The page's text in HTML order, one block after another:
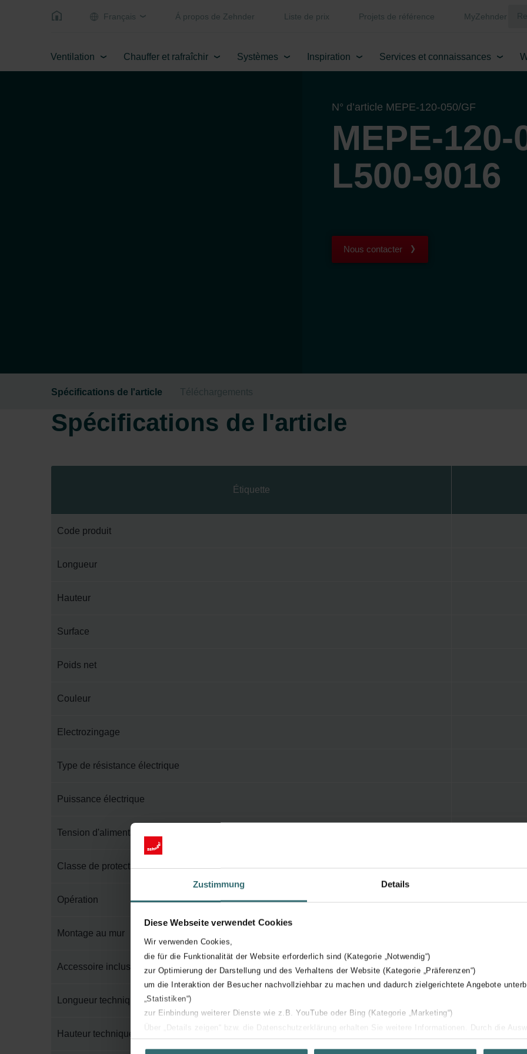
Zustimmung Details
Diese Webseite verwendet Cookies
Wir verwenden Cookies,
die für die Funktionalität der Website erforderlich sind (Kategorie „Notwendig“)
zur Optimierung der Darstellung und des Verhaltens der Website (Kategorie „Präferenzen“)
um die Interaktion der Besucher nachvollziehbar zu machen und dadurch zielgerichtete Angebote
„Statistiken“)
zur Einbindung weiterer Dienste wie z.B. YouTube oder Bing (Kategorie „Marketing“)
Über „Details zeigen“ bzw. die Datenschutzerklärung erhalten Sie weitere Informationen. Durch die
Français Á propos de Zehnder Liste de prix Projets de référence MyZehnder
Ventilation Chauffer et rafraîchir Systèmes Inspiration Services et connaissances
N° d’article MEPE-120-050/GF
MEPE-120-
L500-9016
Nous contacter
Spécifications de l'article Téléchargements
Spécifications de l'article
Étiquette
Code produit
Longueur
Hauteur
Surface
Poids net
Couleur
Electrozingage
Type de résistance électrique
Puissance électrique
Tension d'alimentation
Classe de protection électrique
Opération
Montage au mur
Accessoire inclus dans l'emballage
Longueur technique
Hauteur technique